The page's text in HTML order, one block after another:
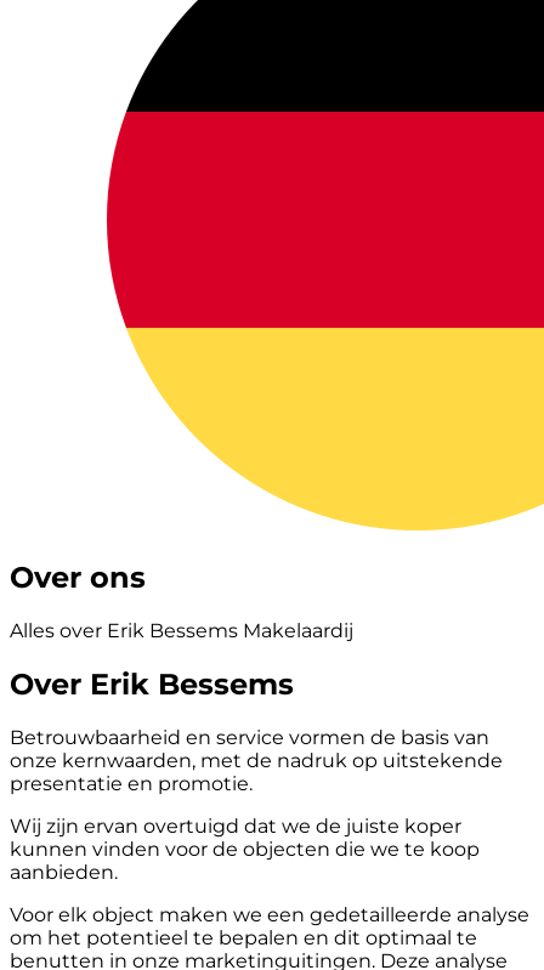
Over ons
Alles over Erik Bessems Makelaardij
Over Erik Bessems
Betrouwbaarheid en service vormen de basis van
onze kernwaarden, met de nadruk op uitstekende
presentatie en promotie.
Wij zijn ervan overtuigd dat we de juiste koper
kunnen vinden voor de objecten die we te koop
aanbieden.
Voor elk object maken we een gedetailleerde analyse
om het potentieel te bepalen en dit optimaal te
benutten in onze marketinguitingen. Deze analyse